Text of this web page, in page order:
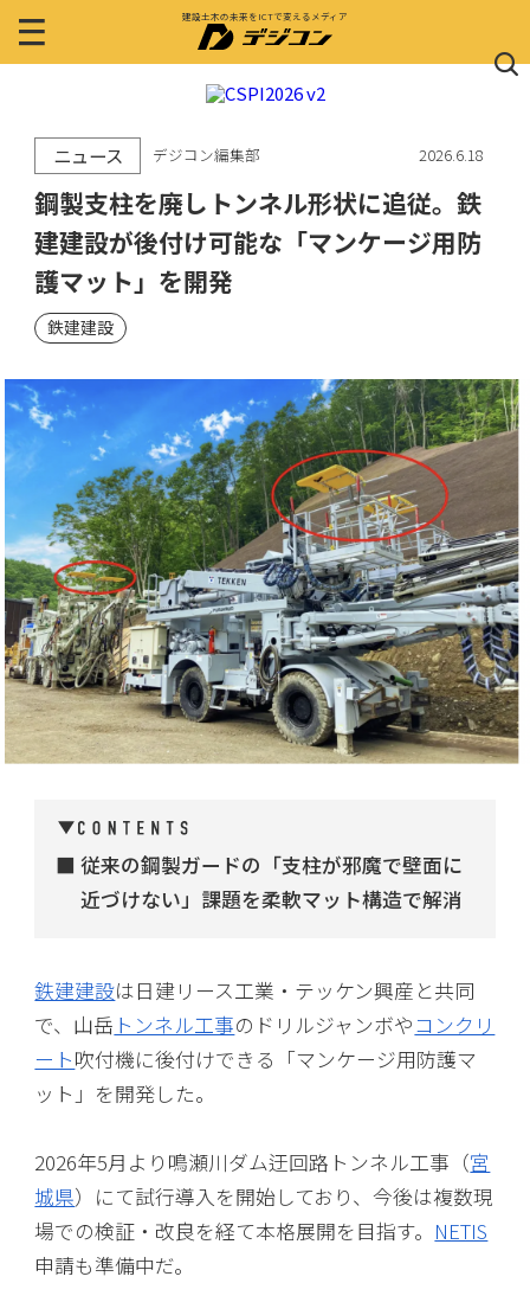
建設土木の未来をICTで変えるメディア
ニュース デジコン編集部 2026.6.18
鋼製支柱を廃しトンネル形状に追従。鉄
建建設が後付け可能な「マンケージ用防
護マット」を開発
鉄建建設
従来の鋼製ガードの「支柱が邪魔で壁面に
近づけない」課題を柔軟マット構造で解消
鉄建建設は日建リース工業・テッケン興産と共同
で、山岳 トンネル工事のドリルジャンボやコンクリ
ート吹付機に後付けできる「マンケージ用防護マ
ット」を開発した。
2026年5月より鳴瀬川ダム迂回路トンネル工事（宮
城県）にて試行導入を開始しており、今後は複数現
場での検証・改良を経て本格展開を目指す。 NETIS
申請も準備中だ。